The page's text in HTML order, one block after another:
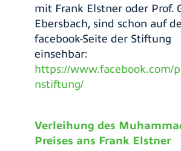
mit Frank Elstner oder Prof.
Ebersbach, sind schon auf
facebook-Seite der Stiftung
einsehbar:
https://www.facebook.com/
nstiftung/
Verleihung des
Preises ans Frank Elstner